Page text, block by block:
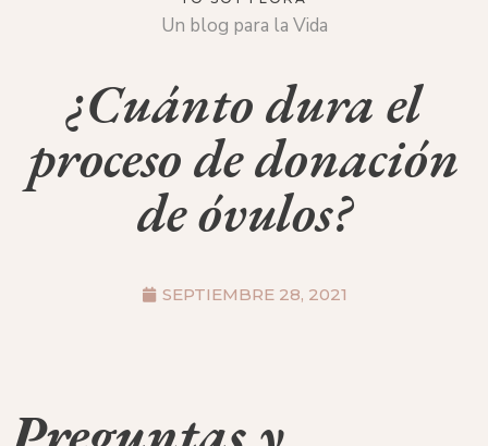
Un blog para la Vida
¿Cuánto dura el
proceso de donación
de óvulos?
SEPTIEMBRE 28, 2021